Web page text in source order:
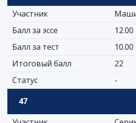
Участник
Балл за эссе
12.00
Балл за тест
10.00
Итоговый балл
22
Статус
-
47